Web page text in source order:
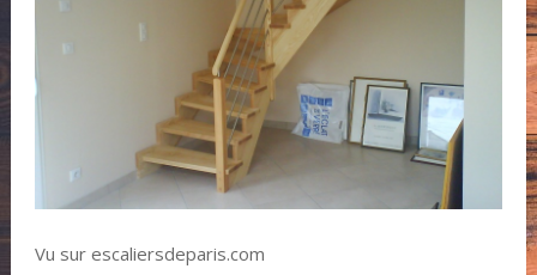
Vu sur escaliersdeparis.com